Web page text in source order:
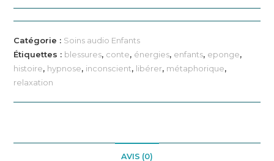
Audio
enfant
-
Libérer
l'enfant
des
lui
Catégorie : Soins audio Enfants
Étiquettes : blessures, conte, énergies, enfants, eponge,
histoire, hypnose, inconscient, libérer, métaphorique,
relaxation
AVIS (0)